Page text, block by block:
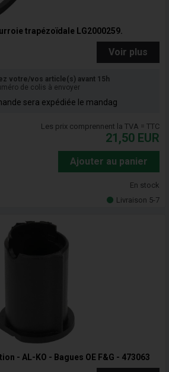
trapézoïdale LG2000259.
Voir plus
votre/vos article(s) avant 15h
de colis à envoyer
sera expédiée le mandag
Les prix comprennent la TVA = TTC
21,50 EUR
Ajouter au panier
En stock
Livraison 5-7
- AL-KO - Bagues OE F&G - 473063